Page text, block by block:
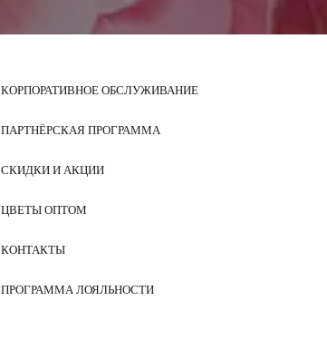
КОРПОРАТИВНОЕ ОБСЛУЖИВАНИЕ
ПАРТНЁРСКАЯ ПРОГРАММА
СКИДКИ И АКЦИИ
ЦВЕТЫ ОПТОМ
КОНТАКТЫ
ПРОГРАММА ЛОЯЛЬНОСТИ